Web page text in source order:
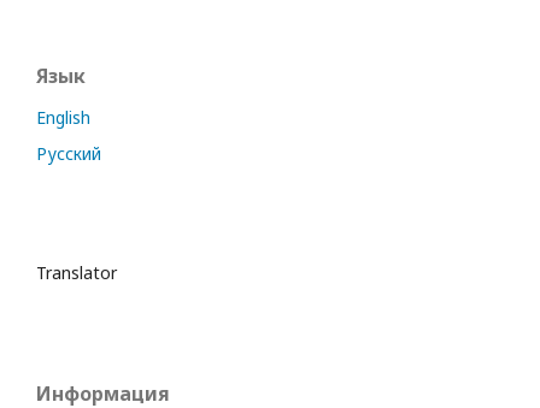
Язык
English
Русский
Translator
Информация